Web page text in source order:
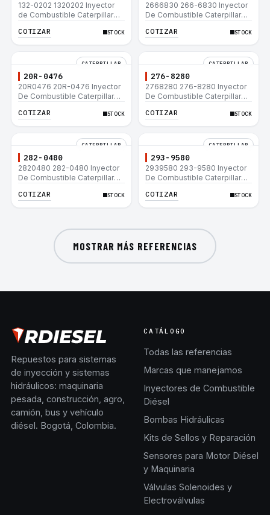
132-0202 1320202 Inyector
de Combustible Caterpillar®
3516C 854G 992G
COTIZAR STOCK
2666830 266-6830 Inyector
De Combustible Caterpillar®
COTIZAR STOCK
CATERPILLAR
20R-0476
20R0476 20R-0476 Inyector
De Combustible Caterpillar®
COTIZAR STOCK
CATERPILLAR
276-8280
2768280 276-8280 Inyector
De Combustible Caterpillar®
COTIZAR STOCK
CATERPILLAR
282-0480
2820480 282-0480 Inyector
De Combustible Caterpillar®
COTIZAR STOCK
CATERPILLAR
293-9580
2939580 293-9580 Inyector
De Combustible Caterpillar®
COTIZAR STOCK
MOSTRAR MÁS REFERENCIAS
Repuestos para sistemas
de inyección y sistemas
hidráulicos: maquinaria
pesada, construcción, agro,
camión, bus y vehículo
diésel. Bogotá, Colombia.
CATÁLOGO
Todas las referencias
Marcas que manejamos
Inyectores de Combustible
Diésel
Bombas Hidráulicas
Kits de Sellos y Reparación
Sensores para Motor Diésel
y Maquinaria
Válvulas Solenoides y
Electroválvulas